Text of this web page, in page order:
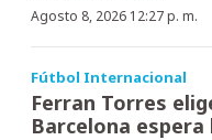
Agosto 8, 2026 12:27 p. m.
Fútbol Internacional
Ferran Torres
Barcelona